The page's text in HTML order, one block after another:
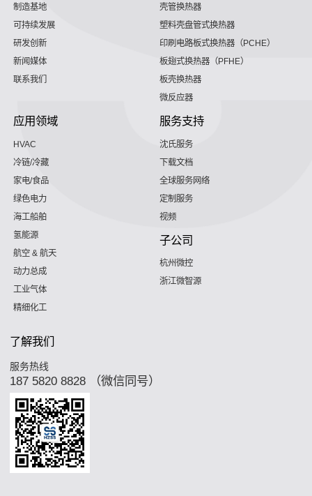
制造基地
可持续发展
研发创新
新闻媒体
联系我们
壳管换热器
塑料壳盘管式换热器
印刷电路板式换热器（PCHE）
板翅式换热器（PFHE）
板壳换热器
微反应器
应用领域
HVAC
冷链/冷藏
家电/食品
绿色电力
海工船舶
氢能源
航空 & 航天
动力总成
工业气体
精细化工
服务支持
沈氏服务
下载文档
全球服务网络
定制服务
视频
子公司
杭州微控
浙江微智源
了解我们
服务热线
187 5820 8828 （微信同号）